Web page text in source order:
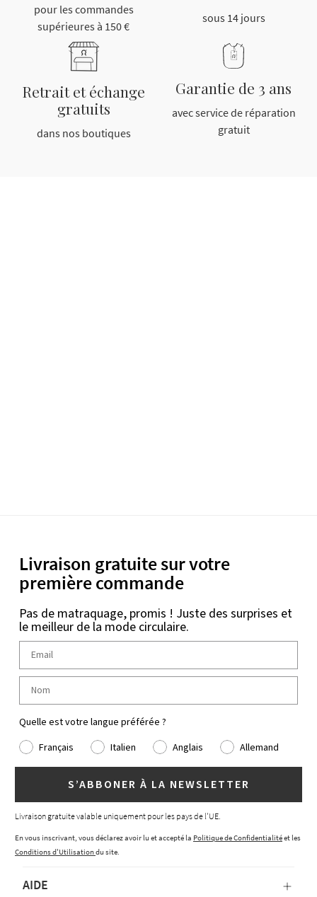
pour les commandes
supérieures à 150 €
sous 14 jours
Retrait et échange
gratuits
dans nos boutiques
Garantie de 3 ans
avec service de réparation
gratuit
Livraison gratuite sur votre
première commande
Pas de matraquage, promis ! Juste des surprises et
le meilleur de la mode circulaire.
Quelle est votre langue préférée ?
Français
Italien Anglais Allemand
S’ABBONER À LA NEWSLETTER
Livraison gratuite valable uniquement pour les pays de l'UE.
En vous inscrivant, vous déclarez avoir lu et accepté la Politique de Confidentialitéet les
Conditions d'Utilisationdu site.
AIDE